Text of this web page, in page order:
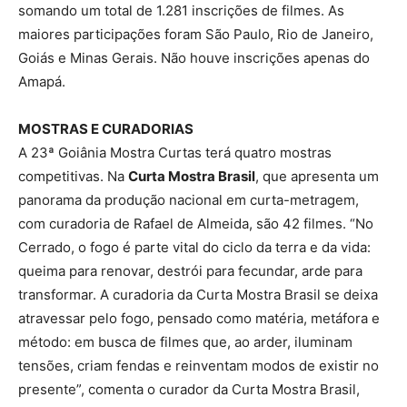
somando um total de 1.281 inscrições de filmes. As
maiores participações foram São Paulo, Rio de Janeiro,
Goiás e Minas Gerais. Não houve inscrições apenas do
Amapá.
MOSTRAS E CURADORIAS
A 23ª Goiânia Mostra Curtas terá quatro mostras
competitivas. Na Curta Mostra Brasil, que apresenta um
panorama da produção nacional em curta-metragem,
com curadoria de Rafael de Almeida, são 42 filmes. “No
Cerrado, o fogo é parte vital do ciclo da terra e da vida:
queima para renovar, destrói para fecundar, arde para
transformar. A curadoria da Curta Mostra Brasil se deixa
atravessar pelo fogo, pensado como matéria, metáfora e
método: em busca de filmes que, ao arder, iluminam
tensões, criam fendas e reinventam modos de existir no
presente”, comenta o curador da Curta Mostra Brasil,